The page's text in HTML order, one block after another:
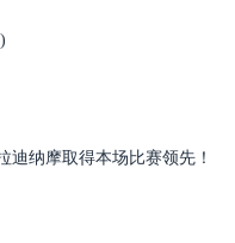
迪纳摩取得本场比赛领先！